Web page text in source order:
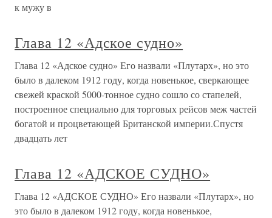
к мужу в
Глава 12 «Адское судно»
Глава 12 «Адское судно» Его назвали «Плутарх», но это
было в далеком 1912 году, когда новенькое, сверкающее
свежей краской 5000-тонное судно сошло со стапелей,
построенное специально для торговых рейсов меж частей
богатой и процветающей Британской империи.Спустя
двадцать лет
Глава 12 «АДСКОЕ СУДНО»
Глава 12 «АДСКОЕ СУДНО» Его назвали «Плутарх», но
это было в далеком 1912 году, когда новенькое,